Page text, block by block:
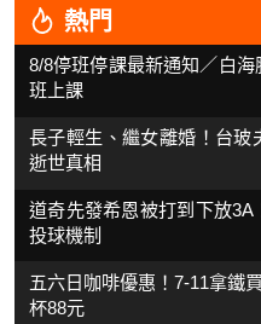
熱門
8/8停班停課最新通知／白
班上課
長子輕生、繼女離婚！台
逝世真相
道奇先發希恩被打到下放
投球機制
五六日咖啡優惠！7-11拿鐵
杯88元